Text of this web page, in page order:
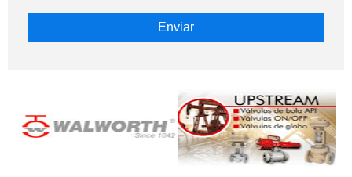
Enviar